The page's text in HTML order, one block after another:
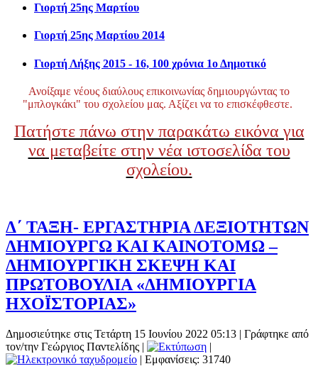
Γιορτή 25ης Μαρτίου
Γιορτή 25ης Μαρτίου 2014
Γιορτή Λήξης 2015 - 16, 100 χρόνια 1ο Δημοτικό
Ανοίξαμε νέους διαύλους επικοινωνίας δημιουργώντας το
"μπλογκάκι" του σχολείου μας. Αξίζει να το επισκέφθεστε.
Πατήστε πάνω στην παρακάτω εικόνα για
να μεταβείτε στην νέα ιστοσελίδα του
σχολείου.
Δ΄ ΤΑΞΗ- ΕΡΓΑΣΤΗΡΙΑ ΔΕΞΙΟΤΗΤΩΝ
ΔΗΜΙΟΥΡΓΩ ΚΑΙ ΚΑΙΝΟΤΟΜΩ –
ΔΗΜΙΟΥΡΓΙΚΗ ΣΚΕΨΗ ΚΑΙ
ΠΡΩΤΟΒΟΥΛΙΑ «ΔΗΜΙΟΥΡΓΙΑ
ΗΧΟΪΣΤΟΡΙΑΣ»
Δημοσιεύτηκε στις Τετάρτη 15 Ιουνίου 2022 05:13 | Γράφτηκε από
τον/την Γεώργιος Παντελίδης |
|
| Εμφανίσεις: 31740